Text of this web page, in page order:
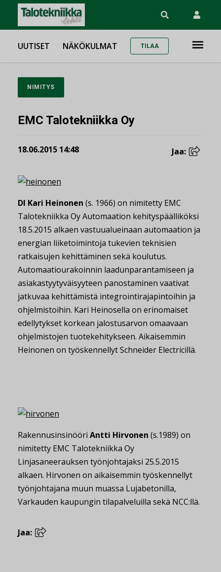
UUTISET NÄKÖKULMAT TILAA
NIMITYS
EMC Talotekniikka Oy
18.06.2015 14:48 Jaa:
DI Kari Heinonen (s. 1966) on nimitetty EMC
Talotekniikka Oy Automaation kehityspäälliköksi
18.5.2015 alkaen vastuualueinaan automaation ja
energian liiketoimintoja tukevien teknisien
ratkaisujen kehittäminen sekä koulutus.
Automaatiourakoinnin laadunparantamiseen ja
asiakastyytyväisyyteen panostaminen vaativat
jatkuvaa kehittämistä integrointirajapintoihin ja
ohjelmistoihin. Kari Heinosella on erinomaiset
edellytykset korkean jalostusarvon omaavaan
ohjelmistojen tuotekehitykseen. Aikaisemmin
Heinonen on työskennellyt Schneider Electricillä.
Rakennusinsinööri Antti Hirvonen (s.1989) on
nimitetty EMC Talotekniikka Oy
Linjasaneerauksen työnjohtajaksi 25.5.2015
alkaen. Hirvonen on aikaisemmin työskennellyt
työnjohtajana muun muassa Lujabetonilla,
Varkauden kaupungin tilapalveluilla sekä NCC:llä.
Jaa: